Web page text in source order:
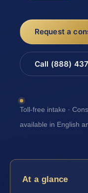
Request a
Call (888)
Toll-free intake ·
available in English
At a glance